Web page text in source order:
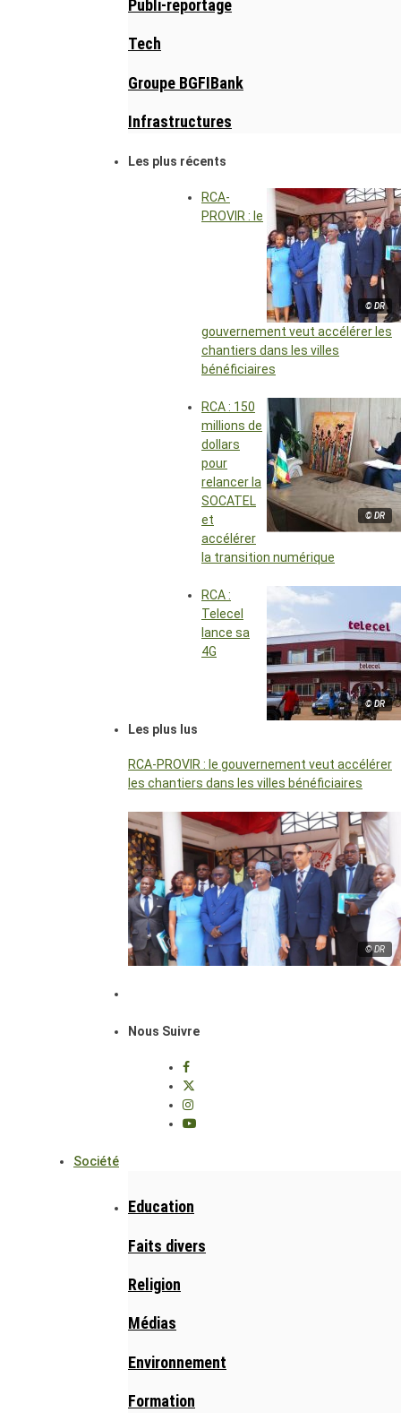
Publi-reportage
Tech
Groupe BGFIBank
Infrastructures
Les plus récents
© DR
RCA-
PROVIR : le
gouvernement veut accélérer les
chantiers dans les villes
bénéficiaires
© DR
RCA : 150
millions de
dollars
pour
relancer la
SOCATEL
et
accélérer
la transition numérique
© DR
RCA :
Telecel
lance sa
4G
Les plus lus
RCA-PROVIR : le gouvernement veut accélérer
les chantiers dans les villes bénéficiaires
© DR
Nous Suivre
Société
Education
Faits divers
Religion
Médias
Environnement
Formation